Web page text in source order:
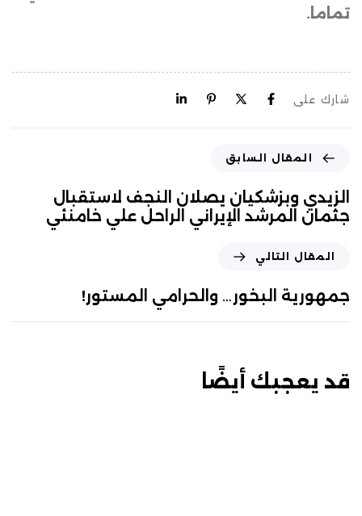
تماما.
شارك على
المقال السابق
الزيدي وبزشكيان يصلان النجف لاستقبال
جثمان المرشد الإيراني الراحل علي خامنئي
المقال التالي
جمهورية البخور… والحرامي المستور!
قد يعجبك أيضًا